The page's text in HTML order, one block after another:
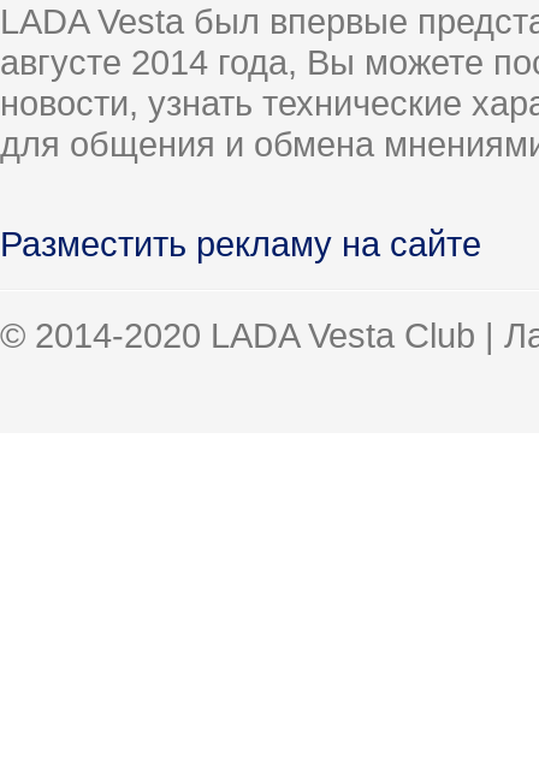
LADA Vesta был впервые
августе 2014 года, Вы можете
новости, узнать технические
для общения и обмена
Разместить рекламу на сайте
© 2014-2020 LADA Vesta Club |